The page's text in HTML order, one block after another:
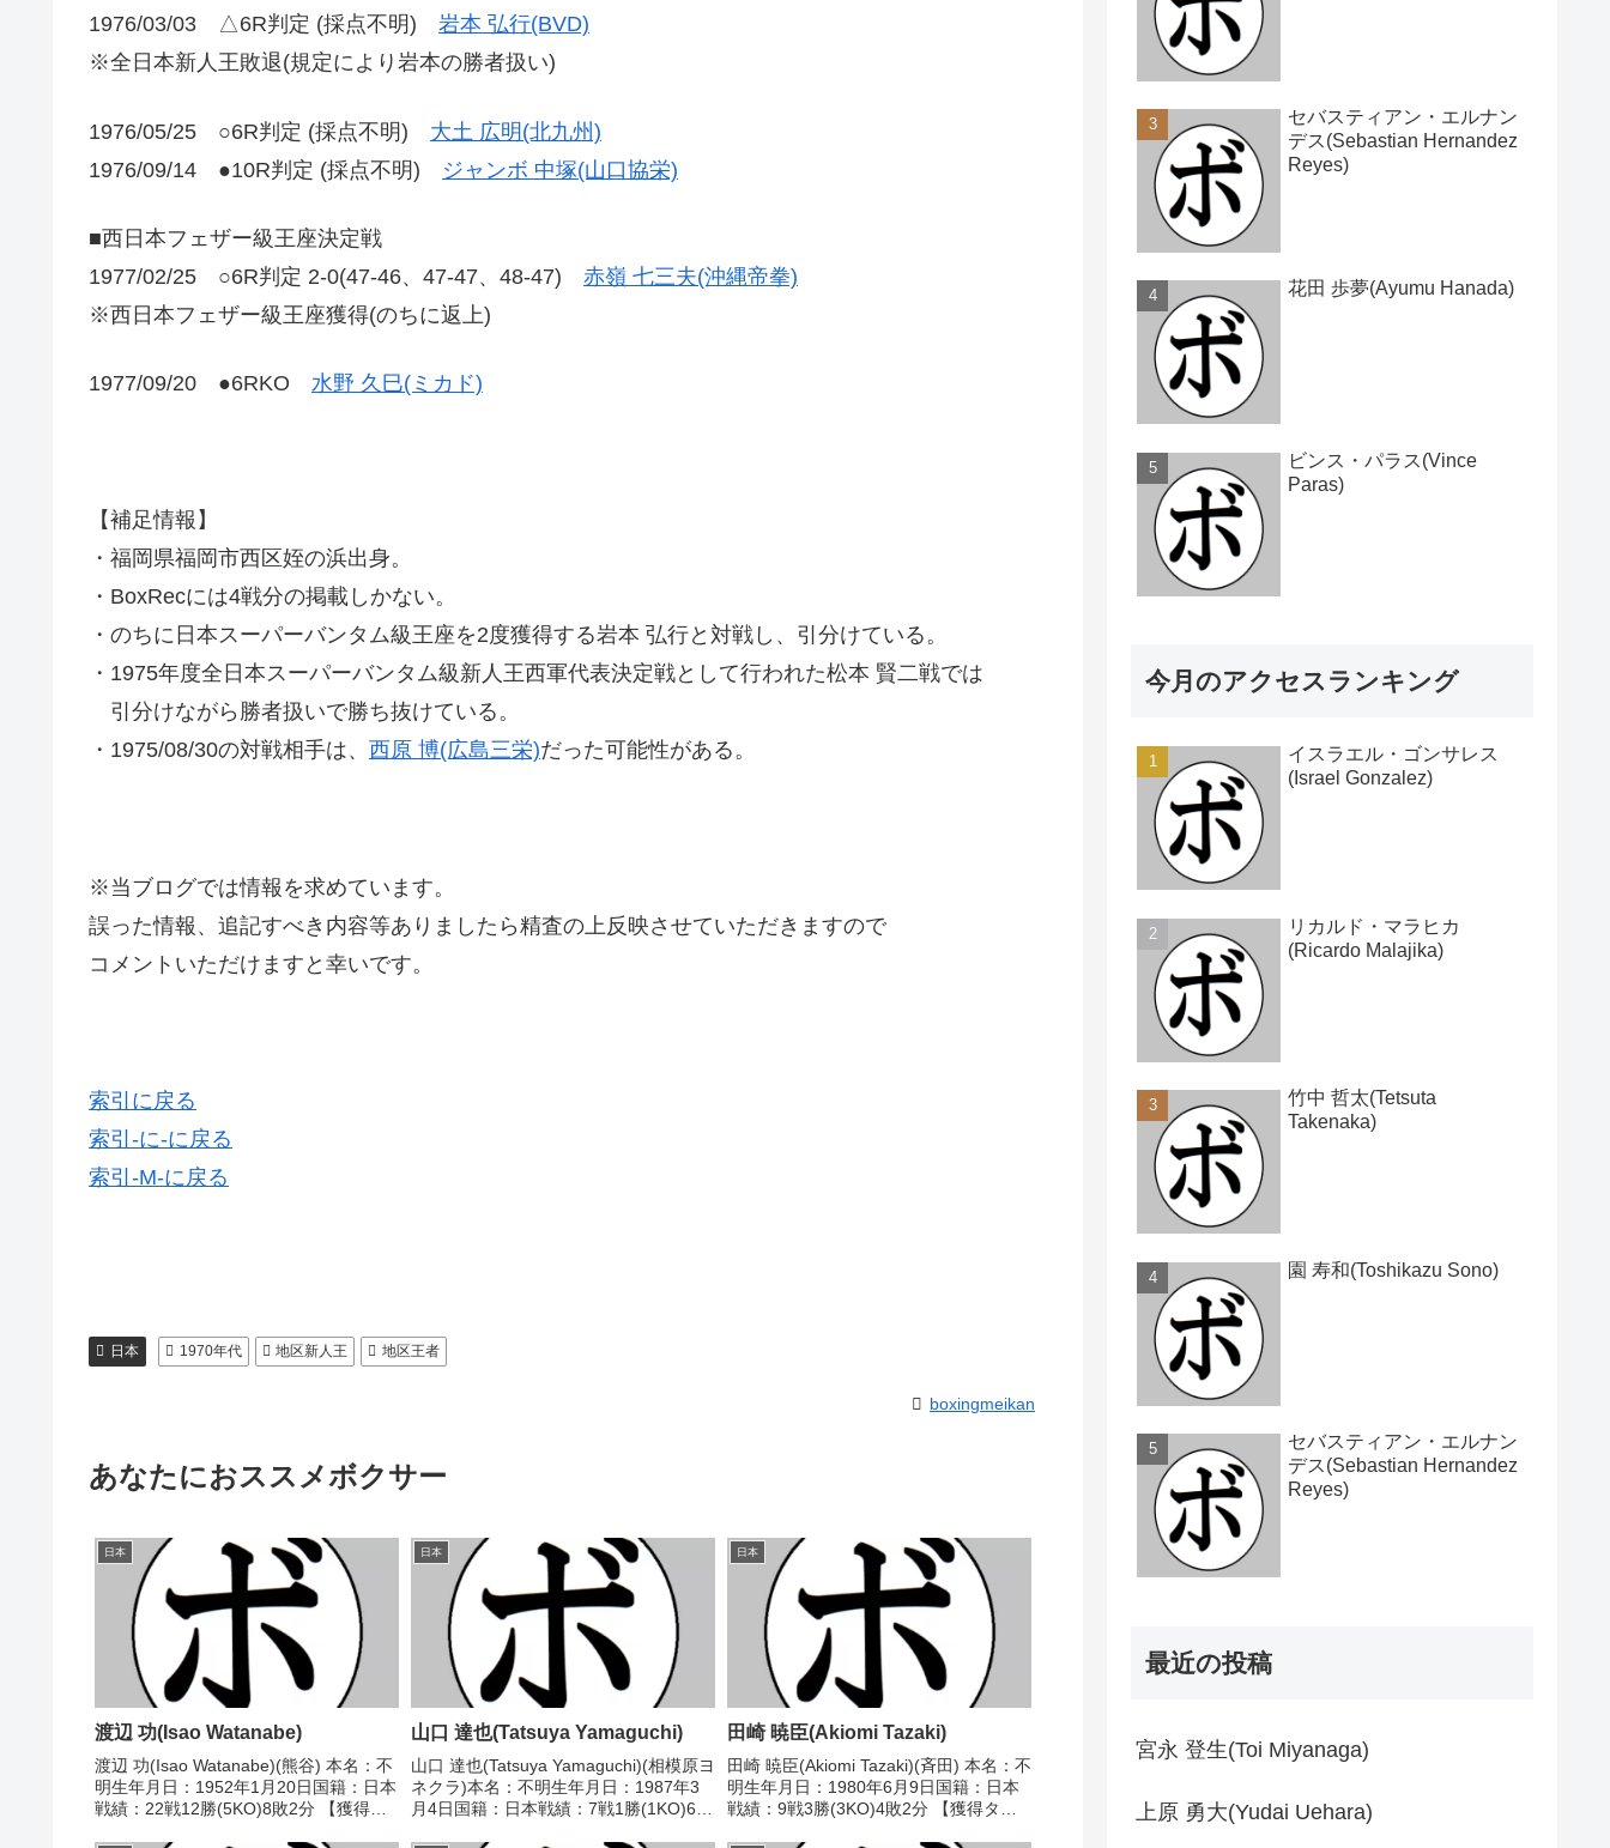
1976/03/03 △6R判定 (採点不明) 岩本 弘行(BVD)
※全日本新人王敗退(規定により岩本の勝者扱い)
1976/05/25 ○6R判定 (採点不明) 大土 広明(北九州)
1976/09/14 ●10R判定 (採点不明) ジャンボ 中塚(山口協栄)
■西日本フェザー級王座決定戦
1977/02/25 ○6R判定 2-0(47-46、47-47、48-47) 赤嶺 七三夫(沖縄帝拳)
※西日本フェザー級王座獲得(のちに返上)
1977/09/20 ●6RKO 水野 久巳(ミカド)
【補足情報】
・福岡県福岡市西区姪の浜出身。
・BoxRecには4戦分の掲載しかない。
・のちに日本スーパーバンタム級王座を2度獲得する岩本 弘行と対戦し、引分けている。
・1975年度全日本スーパーバンタム級新人王西軍代表決定戦として行われた松本 賢二戦では
引分けながら勝者扱いで勝ち抜けている。
・1975/08/30の対戦相手は、 西原 博(広島三栄)だった可能性がある。
※当ブログでは情報を求めています。
誤った情報、追記すべき内容等ありましたら精査の上反映させていただきますので
コメントいただけますと幸いです。
索引に戻る
索引-に-に戻る
索引-M-に戻る
日本 1970年代 地区新人王 地区王者
boxingmeikan
あなたにおススメボクサー
日本
渡辺 功(Isao Watanabe)
渡辺 功(Isao Watanabe)(熊谷) 本名：不
明生年月日：1952年1月20日国籍：日本
戦績：22戦12勝(5KO)8敗2分 【獲得タ
日本
山口 達也(Tatsuya Yamaguchi)
山口 達也(Tatsuya Yamaguchi)(相模原ヨ
ネクラ)本名：不明生年月日：1987年3
月4日国籍：日本戦績：7戦1勝(1KO)6敗
日本
田崎 暁臣(Akiomi Tazaki)
田崎 暁臣(Akiomi Tazaki)(斉田) 本名：不
明生年月日：1980年6月9日国籍：日本
戦績：9戦3勝(3KO)4敗2分 【獲得タイ
セバスティアン・エルナン
デス(Sebastian Hernandez
Reyes)
花田 歩夢(Ayumu Hanada)
ビンス・パラス(Vince
Paras)
今月のアクセスランキング
イスラエル・ゴンサレス
(Israel Gonzalez)
リカルド・マラヒカ
(Ricardo Malajika)
竹中 哲太(Tetsuta
Takenaka)
園 寿和(Toshikazu Sono)
セバスティアン・エルナン
デス(Sebastian Hernandez
Reyes)
最近の投稿
宮永 登生(Toi Miyanaga)
上原 勇大(Yudai Uehara)